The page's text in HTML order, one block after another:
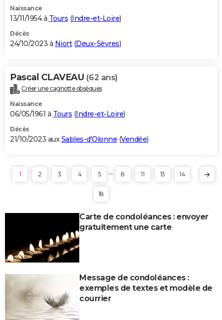
Naissance
13/11/1954 à Tours (Indre-et-Loire)
Décès
24/10/2023 à Niort(Deux-Sèvres)
Pascal CLAVEAU (62 ans)
Créer une cagnotte obsèques
Naissance
06/05/1961 à Tours (Indre-et-Loire)
Décès
21/10/2023 aux Sables-d'Olonne (Vendée)
1 2 3 4 5 ... 8 11 13 14
18
Carte de condoléances : envoyer
gratuitement une carte
Message de condoléances :
exemples de textes et modèle de
courrier